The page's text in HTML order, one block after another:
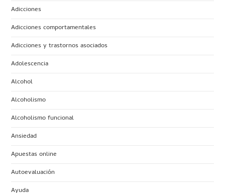
Adicciones
Adicciones comportamentales
Adicciones y trastornos asociados
Adolescencia
Alcohol
Alcoholismo
Alcoholismo funcional
Ansiedad
Apuestas online
Autoevaluación
Ayuda